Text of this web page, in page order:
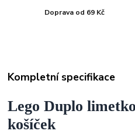
Doprava od 69 Kč
Kompletní specifikace
Lego Duplo
košíček